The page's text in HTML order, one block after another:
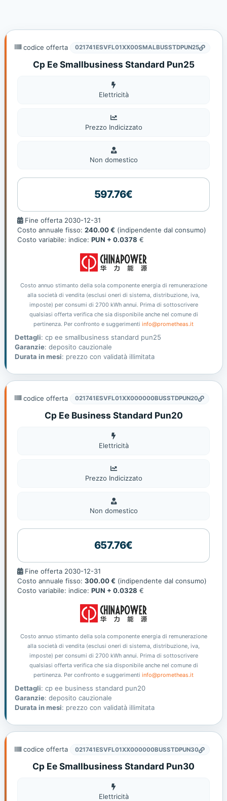
codice offerta 021741ESVFL01XX00SMALBUSSTDPUN25
Cp Ee Smallbusiness Standard Pun25
Elettricità
Elettricità
Prezzo Indicizzato
Non
domestic
Non domestico
597.76€
Fine
offerta
Fine offerta 2030-12-31
Costo annuale fisso: 240.00 € (indipendente dal consumo)
Costo variabile: indice: PUN + 0.0378 €
Costo annuo stimanto della sola componente energia di remunerazione
alla società di vendita (esclusi oneri di sistema, distribuzione, iva,
imposte) per consumi di 2700 kWh annui. Prima di sottoscrivere
qualsiasi offerta verifica che sia disponibile anche nel comune di
pertinenza. Per confronto e suggerimenti info@prometheas.it
Dettagli: cp ee smallbusiness standard pun25
Garanzie: deposito cauzionale
Durata in mesi: prezzo con validatà illimitata
codice offerta 021741ESVFL01XX000000BUSSTDPUN20
Cp Ee Business Standard Pun20
Elettricità
Elettricità
Prezzo Indicizzato
Non
domestic
Non domestico
657.76€
Fine
offerta
Fine offerta 2030-12-31
Costo annuale fisso: 300.00 € (indipendente dal consumo)
Costo variabile: indice: PUN + 0.0328 €
Costo annuo stimanto della sola componente energia di remunerazione
alla società di vendita (esclusi oneri di sistema, distribuzione, iva,
imposte) per consumi di 2700 kWh annui. Prima di sottoscrivere
qualsiasi offerta verifica che sia disponibile anche nel comune di
pertinenza. Per confronto e suggerimenti info@prometheas.it
Dettagli: cp ee business standard pun20
Garanzie: deposito cauzionale
Durata in mesi: prezzo con validatà illimitata
codice offerta 021741ESVFL01XX000000BUSSTDPUN30
Cp Ee Smallbusiness Standard Pun30
Elettricità
Elettricità